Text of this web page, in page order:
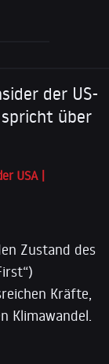
der US-
spricht über
USA |
Zustand des
Kräfte,
Klimawandel.